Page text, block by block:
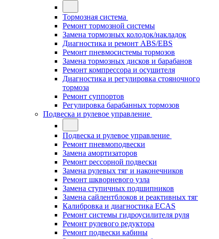
Тормозная система
Ремонт тормозной системы
Замена тормозных колодок/накладок
Диагностика и ремонт ABS/EBS
Ремонт пневмосистемы тормозов
Замена тормозных дисков и барабанов
Ремонт компрессора и осушителя
Диагностика и регулировка стояночного
тормоза
Ремонт суппортов
Регулировка барабанных тормозов
Подвеска и рулевое управление
Подвеска и рулевое управление
Ремонт пневмоподвески
Замена амортизаторов
Ремонт рессорной подвески
Замена рулевых тяг и наконечников
Ремонт шкворневого узла
Замена ступичных подшипников
Замена сайлентблоков и реактивных тяг
Калибровка и диагностика ECAS
Ремонт системы гидроусилителя руля
Ремонт рулевого редуктора
Ремонт подвески кабины